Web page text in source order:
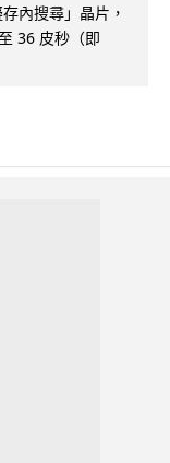
內搜尋」晶片，
36 皮秒（即